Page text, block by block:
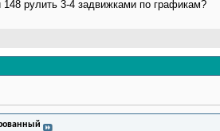
рулить 3-4 задвижками по графикам?